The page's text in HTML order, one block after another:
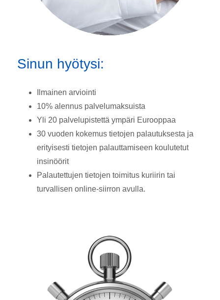
Sinun hyötysi:
Ilmainen arviointi
10% alennus palvelumaksuista
Yli 20 palvelupistettä ympäri Eurooppaa
30 vuoden kokemus tietojen palautuksesta ja
erityisesti tietojen palauttamiseen koulutetut
insinöörit
Palautettujen tietojen toimitus kuriirin tai
turvallisen online-siirron avulla.